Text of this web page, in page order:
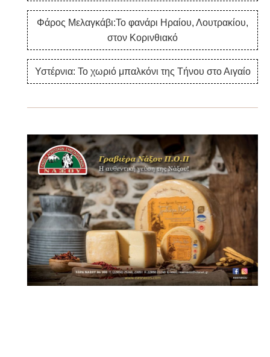
Φάρος Μελαγκάβι:Το φανάρι Ηραίου, Λουτρακίου,
στον Κορινθιακό
Υστέρνια: Το χωριό μπαλκόνι της Τήνου στο Αιγαίο